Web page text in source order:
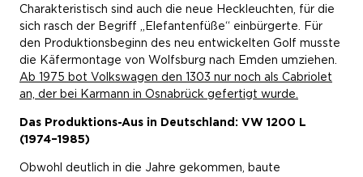
Charakteristisch sind auch die neue Heckleuchten, für die
sich rasch der Begriff „Elefantenfüße“ einbürgerte. Für
den Produktionsbeginn des neu entwickelten Golf musste
die Käfermontage von Wolfsburg nach Emden umziehen.
Ab 1975 bot Volkswagen den 1303 nur noch als Cabriolet
an, der bei Karmann in Osnabrück gefertigt wurde.
Das Produktions-Aus in Deutschland: VW 1200 L
(1974–1985)
Obwohl deutlich in die Jahre gekommen, baute